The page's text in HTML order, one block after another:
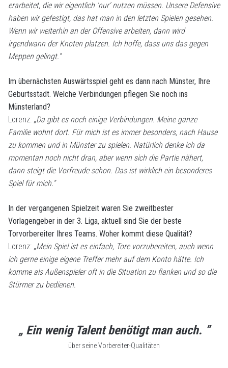
erarbeitet, die wir eigentlich ’nur‘ nutzen müssen. Unsere Defensive
haben wir gefestigt, das hat man in den letzten Spielen gesehen.
Wenn wir weiterhin an der Offensive arbeiten, dann wird
irgendwann der Knoten platzen. Ich hoffe, dass uns das gegen
Meppen gelingt.“
Im übernächsten Auswärtsspiel geht es dann nach Münster, Ihre
Geburtsstadt. Welche Verbindungen pflegen Sie noch ins
Münsterland?
Lorenz: „Da gibt es noch einige Verbindungen. Meine ganze
Familie wohnt dort. Für mich ist es immer besonders, nach Hause
zu kommen und in Münster zu spielen. Natürlich denke ich da
momentan noch nicht dran, aber wenn sich die Partie nähert,
dann steigt die Vorfreude schon. Das ist wirklich ein besonderes
Spiel für mich.“
In der vergangenen Spielzeit waren Sie zweitbester
Vorlagengeber in der 3. Liga, aktuell sind Sie der beste
Torvorbereiter Ihres Teams. Woher kommt diese Qualität?
Lorenz: „Mein Spiel ist es einfach, Tore vorzubereiten, auch wenn
ich gerne einige eigene Treffer mehr auf dem Konto hätte. Ich
komme als Außenspieler oft in die Situation zu flanken und so die
Stürmer zu bedienen.
„ Ein wenig Talent benötigt man auch. ”
über seine Vorbereiter-Qualitäten